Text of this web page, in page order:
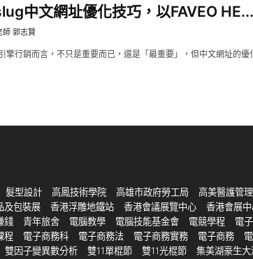
中文網址優化技巧，以FAVEO HE...
師 郭志賢
擎行銷而言，不只是重要而已，還是「最重要」，但中文網址的優
髮型設計 高鳳技術學院 高雄市政府勞工局 高美醫護管
及包裝展 香港浮雕地鐵站 香港會議展覽中心 香港會展
錢 青年旅舍 電腦教學 電腦技能基金會 電競學程 電
程 電子商務科 電子商務法 電子商務實務 電子商務
雙因子變異數分析 雙11單棍節 雙11光棍節 集美湖豪生大